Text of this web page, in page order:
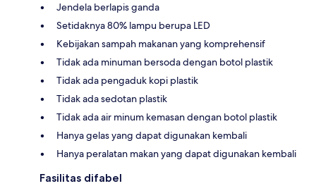
Jendela berlapis ganda
Setidaknya 80% lampu berupa LED
Kebijakan sampah makanan yang komprehensif
Tidak ada minuman bersoda dengan botol plastik
Tidak ada pengaduk kopi plastik
Tidak ada sedotan plastik
Tidak ada air minum kemasan dengan botol plastik
Hanya gelas yang dapat digunakan kembali
Hanya peralatan makan yang dapat digunakan kembali
Fasilitas difabel